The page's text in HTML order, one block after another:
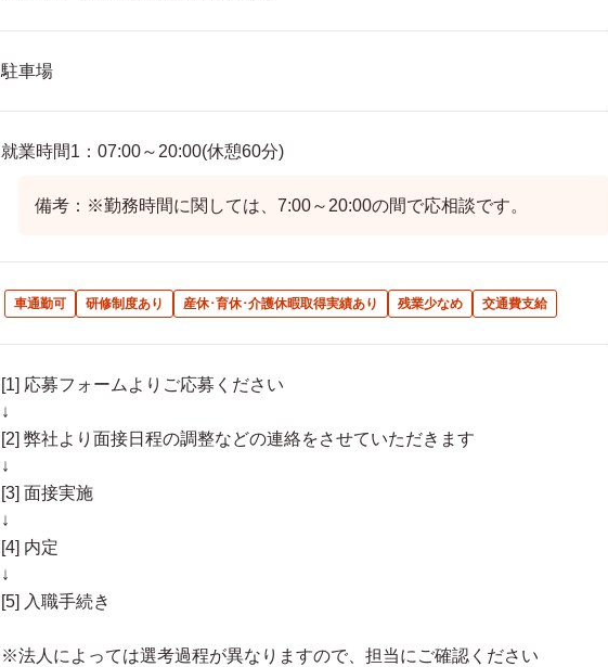
駐車場
就業時間1：07:00～20:00(休憩60分)
備考：※勤務時間に関しては、7:00～20:00の間で応相談です。
車通勤可 研修制度あり 産休･育休･介護休暇取得実績あり 残業少なめ 交通費支給
[1] 応募フォームよりご応募ください
↓
[2] 弊社より面接日程の調整などの連絡をさせていただきます
↓
[3] 面接実施
↓
[4] 内定
↓
[5] 入職手続き
※法人によっては選考過程が異なりますので、担当にご確認ください